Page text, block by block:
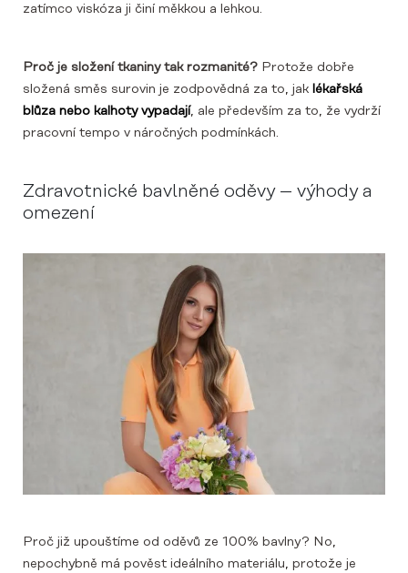
zatímco viskóza ji činí měkkou a lehkou.
Proč je složení tkaniny tak rozmanité? Protože dobře
složená směs surovin je zodpovědná za to, jak lékařská
blůza nebo kalhoty vypadají, ale především za to, že vydrží
pracovní tempo v náročných podmínkách.
Zdravotnické bavlněné oděvy – výhody a
omezení
Proč již upouštíme od oděvů ze 100% bavlny? No,
nepochybně má pověst ideálního materiálu, protože je